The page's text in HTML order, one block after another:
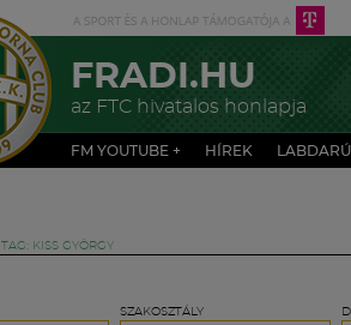
FRADI.HU
az FTC hivatalos honlapja
FM YOUTUBE + HÍREK
TAG: KISS GYÖRGY
SZAKOSZTÁLY